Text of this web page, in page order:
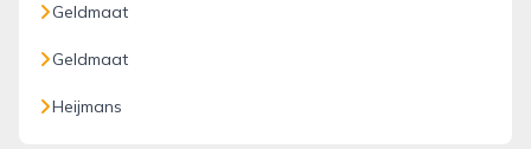
Geldmaat
Geldmaat
Heijmans